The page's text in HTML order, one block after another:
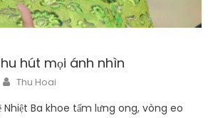
hút mọi ánh nhìn
Author
Thu Hoai
Ba khoe tấm lưng ong, vòng eo